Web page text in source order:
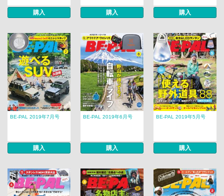
購入 購入 購入
BE-PAL 2019年7月号
購入
BE-PAL 2019年6月号
購入
BE-PAL 2019年5月号
購入